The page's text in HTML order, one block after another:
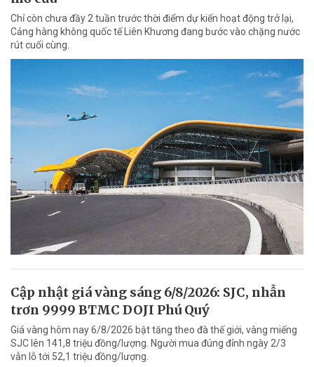
Chỉ còn chưa đầy 2 tuần trước thời điểm dự kiến hoạt động trở lại,
Cảng hàng không quốc tế Liên Khương đang bước vào chặng nước
rút cuối cùng.
Cập nhật giá vàng sáng 6/8/2026: SJC, nhẫn
trơn 9999 BTMC DOJI Phú Quý
Giá vàng hôm nay 6/8/2026 bật tăng theo đà thế giới, vàng miếng
SJC lên 141,8 triệu đồng/lượng. Người mua đúng đỉnh ngày 2/3
vẫn lỗ tới 52,1 triệu đồng/lượng.